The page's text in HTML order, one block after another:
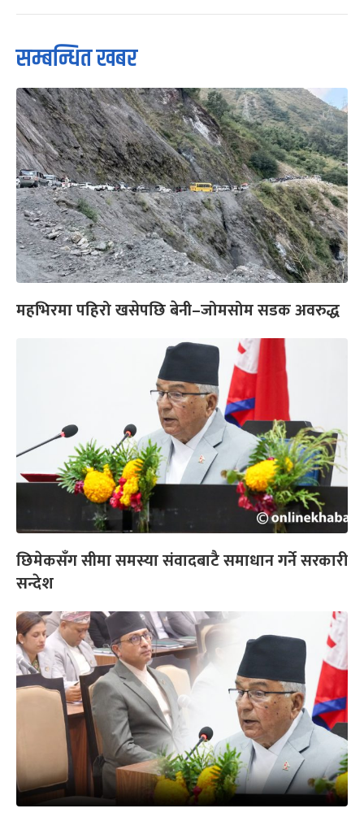
सम्बन्धित खबर
महभिरमा पहिरो खसेपछि बेनी–जोमसोम सडक अवरुद्ध
छिमेकसँग सीमा समस्या संवादबाटै समाधान गर्ने सरकारी
सन्देश